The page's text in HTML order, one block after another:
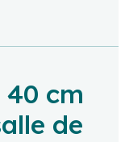
40 cm
de